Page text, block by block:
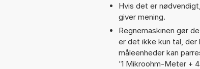
Hvis det er
giver mening.
Regnemaskinen gør
er det ikke kun tal,
måleenheder kan
'1 Mikroohm-Meter +